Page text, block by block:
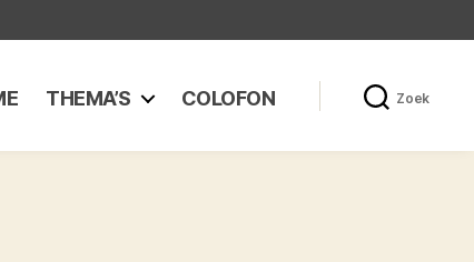
THEMA’S COLOFON Zoek